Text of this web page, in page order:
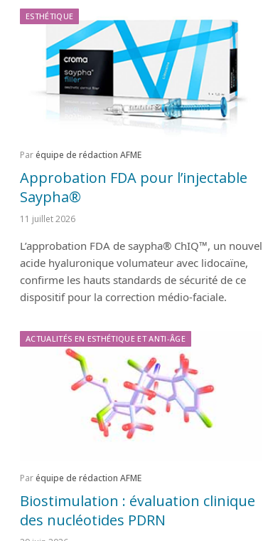
ESTHÉTIQUE
Paréquipe de rédaction AFME
Approbation FDA pour l’injectable
Saypha®
11 juillet 2026
L’approbation FDA de saypha® ChIQ™, un nouvel
acide hyaluronique volumateur avec lidocaïne,
confirme les hauts standards de sécurité de ce
dispositif pour la correction médio-faciale.
ACTUALITÉS EN ESTHÉTIQUE ET ANTI-ÂGE
Paréquipe de rédaction AFME
Biostimulation : évaluation clinique
des nucléotides PDRN